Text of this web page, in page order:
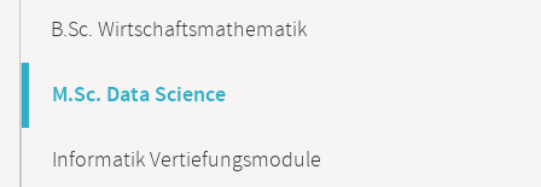
B.Sc. Wirtschaftsmathematik
M.Sc. Data Science
Informatik Vertiefungsmodule